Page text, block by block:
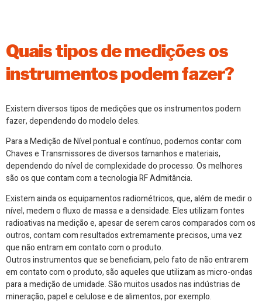
Quais tipos de medições os
instrumentos podem fazer?
Existem diversos tipos de medições que os instrumentos podem
fazer, dependendo do modelo deles.
Para a Medição de Nível pontual e contínuo, podemos contar com
Chaves e Transmissores de diversos tamanhos e materiais,
dependendo do nível de complexidade do processo. Os melhores
são os que contam com a tecnologia RF Admitância.
Existem ainda os equipamentos radiométricos, que, além de medir o
nível, medem o fluxo de massa e a densidade. Eles utilizam fontes
radioativas na medição e, apesar de serem caros comparados com os
outros, contam com resultados extremamente precisos, uma vez
que não entram em contato com o produto.
Outros instrumentos que se beneficiam, pelo fato de não entrarem
em contato com o produto, são aqueles que utilizam as micro-ondas
para a medição de umidade. São muitos usados nas indústrias de
mineração, papel e celulose e de alimentos, por exemplo.